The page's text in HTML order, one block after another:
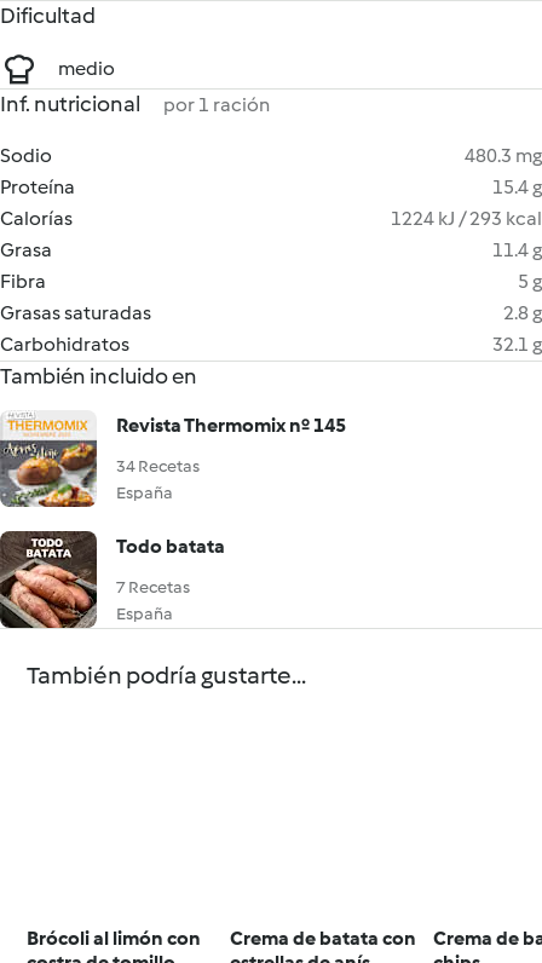
Dificultad
medio
Inf. nutricional por 1 ración
Sodio
480.3 mg
Proteína
15.4 g
Calorías
1224 kJ / 293 kcal
Grasa
11.4 g
Fibra
5 g
Grasas saturadas
2.8 g
Carbohidratos
32.1 g
También incluido en
Revista Thermomix nº 145
34 Recetas
España
Todo batata
7 Recetas
España
También podría gustarte...
Brócoli al limón con
Crema de batata con
Crema de